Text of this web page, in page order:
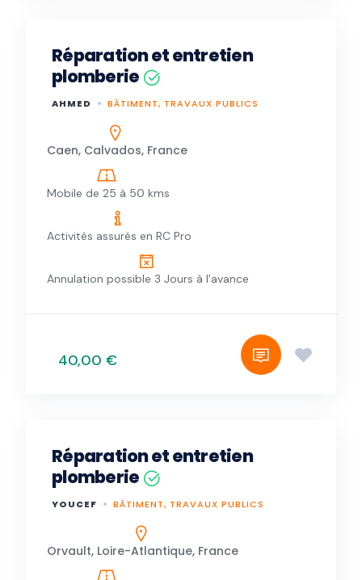
Réparation et entretien
plomberie
AHMED BÂTIMENT, TRAVAUX PUBLICS
Caen, Calvados, France
Mobile de 25 à 50 kms
Activités assurés en RC Pro
Annulation possible 3 Jours à l'avance
40,00 €
Réparation et entretien
plomberie
YOUCEF BÂTIMENT, TRAVAUX PUBLICS
Orvault, Loire-Atlantique, France